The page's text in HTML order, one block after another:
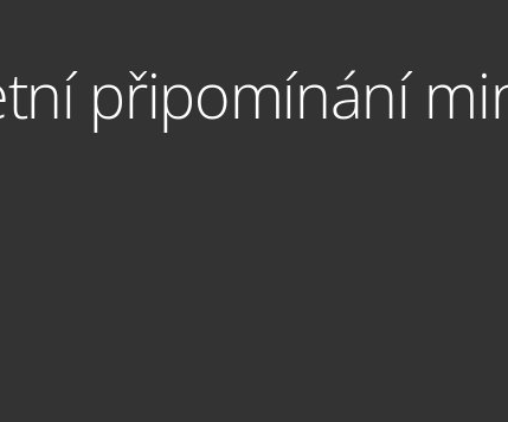
připomínání